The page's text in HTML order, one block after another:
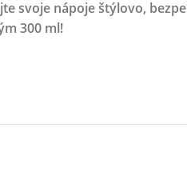
svoje nápoje štýlovo,
300 ml!